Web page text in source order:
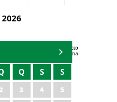
2026
AGENDA DA CODED/CED
Vagna Lima
Q S S
2 3 4
5